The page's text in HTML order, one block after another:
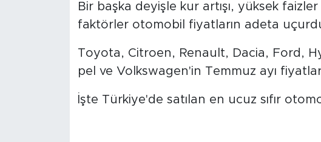
Bir başka deyişle kur artışı, yüksek
faktörler otomobil fiyatların adeta
Toyota, Citroen, Renault, Dacia, Ford,
pel ve Volkswagen'in Temmuz ayı
İşte Türkiye'de satılan en ucuz sıfır